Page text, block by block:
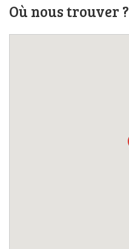
Où nous trouver ?